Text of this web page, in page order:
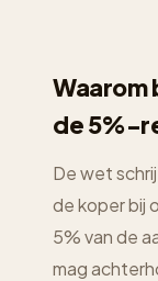
Waarom
de 5%-
De wet
de koper bij
5% van de
mag